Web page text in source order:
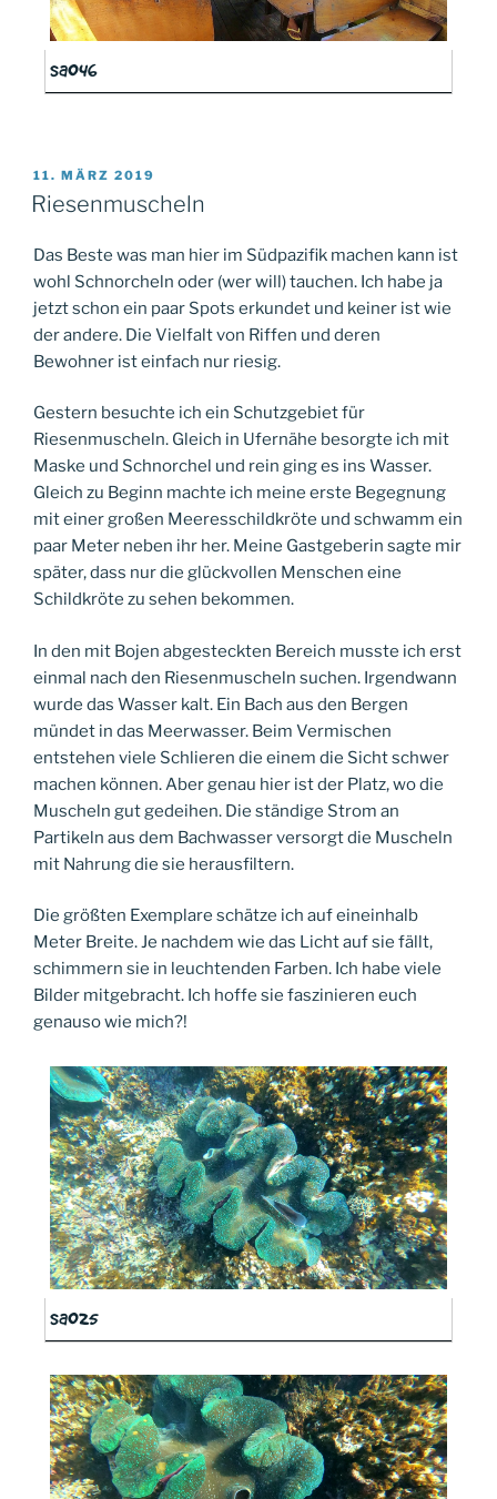
sa046
VERÖFFENTLICHT
AM
11. MÄRZ 2019
Riesenmuscheln
Das Beste was man hier im Südpazifik machen kann ist
wohl Schnorcheln oder (wer will) tauchen. Ich habe ja
jetzt schon ein paar Spots erkundet und keiner ist wie
der andere. Die Vielfalt von Riffen und deren
Bewohner ist einfach nur riesig.
Gestern besuchte ich ein Schutzgebiet für
Riesenmuscheln. Gleich in Ufernähe besorgte ich mit
Maske und Schnorchel und rein ging es ins Wasser.
Gleich zu Beginn machte ich meine erste Begegnung
mit einer großen Meeresschildkröte und schwamm ein
paar Meter neben ihr her. Meine Gastgeberin sagte mir
später, dass nur die glückvollen Menschen eine
Schildkröte zu sehen bekommen.
In den mit Bojen abgesteckten Bereich musste ich erst
einmal nach den Riesenmuscheln suchen. Irgendwann
wurde das Wasser kalt. Ein Bach aus den Bergen
mündet in das Meerwasser. Beim Vermischen
entstehen viele Schlieren die einem die Sicht schwer
machen können. Aber genau hier ist der Platz, wo die
Muscheln gut gedeihen. Die ständige Strom an
Partikeln aus dem Bachwasser versorgt die Muscheln
mit Nahrung die sie herausfiltern.
Die größten Exemplare schätze ich auf eineinhalb
Meter Breite. Je nachdem wie das Licht auf sie fällt,
schimmern sie in leuchtenden Farben. Ich habe viele
Bilder mitgebracht. Ich hoffe sie faszinieren euch
genauso wie mich?!
sa025